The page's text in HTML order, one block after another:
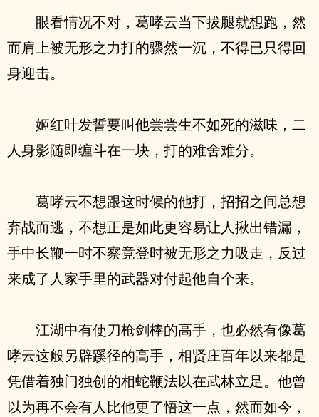
眼看情况不对，葛哮云当下拔腿就想跑，然
而肩上被无形之力打的骤然一沉，不得已只得回
身迎击。
姬红叶发誓要叫他尝尝生不如死的滋味，二
人身影随即缠斗在一块，打的难舍难分。
葛哮云不想跟这时候的他打，招招之间总想
弃战而逃，不想正是如此更容易让人揪出错漏，
手中长鞭一时不察竟登时被无形之力吸走，反过
来成了人家手里的武器对付起他自个来。
江湖中有使刀枪剑棒的高手，也必然有像葛
哮云这般另辟蹊径的高手，相贤庄百年以来都是
凭借着独门独创的相蛇鞭法以在武林立足。他曾
以为再不会有人比他更了悟这一点，然而如今，